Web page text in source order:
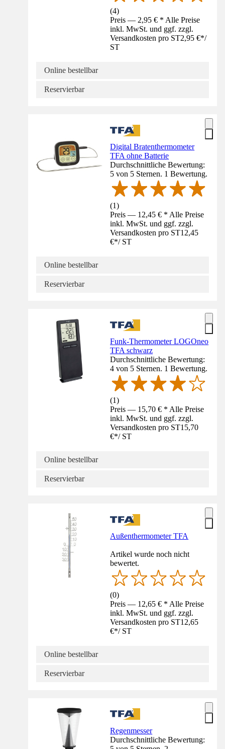
(4)
Preis — 2,95 € * Alle Preise
inkl. MwSt. und ggf. zzgl.
Versandkosten pro ST2,95 €*/
ST
Online bestellbar
Reservierbar
Digital Bratenthermometer
TFA ohne Batterie
Durchschnittliche Bewertung:
5 von 5 Sternen. 1 Bewertung.
(1)
Preis — 12,45 € * Alle Preise
inkl. MwSt. und ggf. zzgl.
Versandkosten pro ST12,45
€*/ ST
Online bestellbar
Reservierbar
Funk-Thermometer LOGOneo
TFA schwarz
Durchschnittliche Bewertung:
4 von 5 Sternen. 1 Bewertung.
(1)
Preis — 15,70 € * Alle Preise
inkl. MwSt. und ggf. zzgl.
Versandkosten pro ST15,70
€*/ ST
Online bestellbar
Reservierbar
Außenthermometer TFA
Artikel wurde noch nicht
bewertet.
(0)
Preis — 12,65 € * Alle Preise
inkl. MwSt. und ggf. zzgl.
Versandkosten pro ST12,65
€*/ ST
Online bestellbar
Reservierbar
Regenmesser
Durchschnittliche Bewertung: